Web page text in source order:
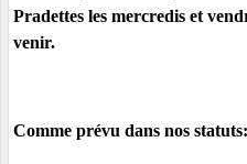
Pradettes les mercredis et
venir.
Comme prévu dans nos statuts: